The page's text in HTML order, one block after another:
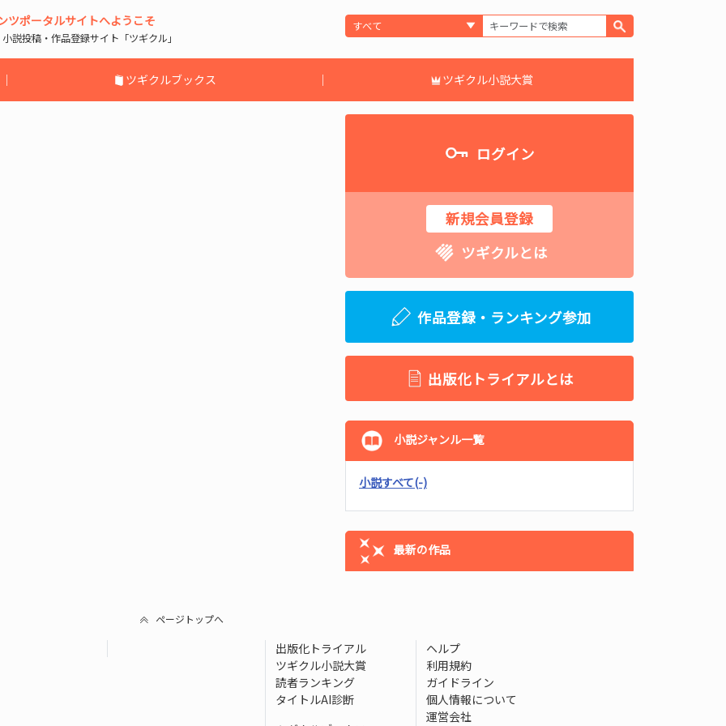
ツポータルサイトへようこそ
説投稿・作品登録サイト「ツギクル」
｜ ツギクルブックス ｜ ツギクル小説大賞
ログイン
新規会員登録
ツギクルとは
作品登録・ランキング参加
出版化トライアルとは
小説ジャンル一覧
小説すべて(-)
最新の作品
ページトップへ
出版化トライアル
ツギクル小説大賞
読者ランキング
タイトルAI診断
ヘルプ
利用規約
ガイドライン
個人情報について
運営会社